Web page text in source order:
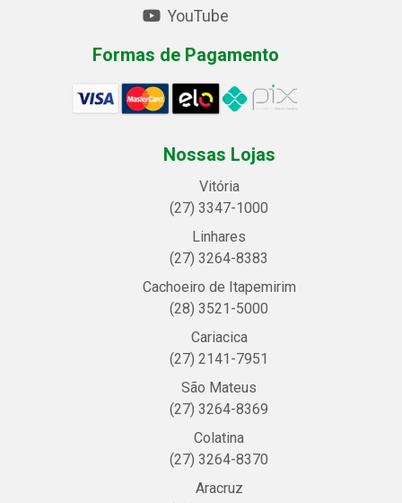
YouTube
Formas de Pagamento
Nossas Lojas
Vitória
(27) 3347-1000
Linhares
(27) 3264-8383
Cachoeiro de Itapemirim
(28) 3521-5000
Cariacica
(27) 2141-7951
São Mateus
(27) 3264-8369
Colatina
(27) 3264-8370
Aracruz